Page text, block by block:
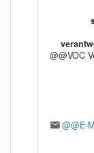
@@VOC
@@E-